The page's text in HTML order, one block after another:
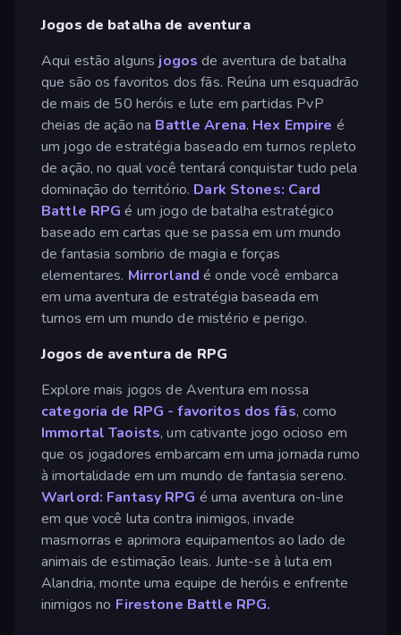
Jogos de batalha de aventura
Aqui estão alguns jogos de aventura de batalha
que são os favoritos dos fãs. Reúna um esquadrão
de mais de 50 heróis e lute em partidas PvP
cheias de ação na Battle Arena. Hex Empire é
um jogo de estratégia baseado em turnos repleto
de ação, no qual você tentará conquistar tudo pela
dominação do território. Dark Stones: Card
Battle RPG é um jogo de batalha estratégico
baseado em cartas que se passa em um mundo
de fantasia sombrio de magia e forças
elementares. Mirrorland é onde você embarca
em uma aventura de estratégia baseada em
turnos em um mundo de mistério e perigo.
Jogos de aventura de RPG
Explore mais jogos de Aventura em nossa
categoria de RPG - favoritos dos fãs, como
Immortal Taoists, um cativante jogo ocioso em
que os jogadores embarcam em uma jornada rumo
à imortalidade em um mundo de fantasia sereno.
Warlord: Fantasy RPG é uma aventura on-line
em que você luta contra inimigos, invade
masmorras e aprimora equipamentos ao lado de
animais de estimação leais. Junte-se à luta em
Alandria, monte uma equipe de heróis e enfrente
inimigos no Firestone Battle RPG.